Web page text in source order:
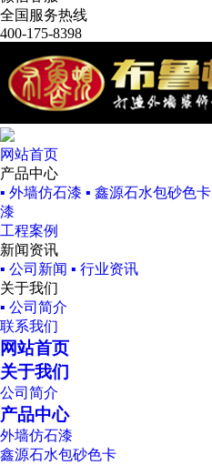
全国服务热线
400-175-8398
网站首页
产品中心
▪ 外墙仿石漆 ▪ 鑫源石水包砂色卡
漆
工程案例
新闻资讯
▪ 公司新闻 ▪ 行业资讯
关于我们
▪ 公司简介
联系我们
网站首页
关于我们
公司简介
产品中心
外墙仿石漆
鑫源石水包砂色卡